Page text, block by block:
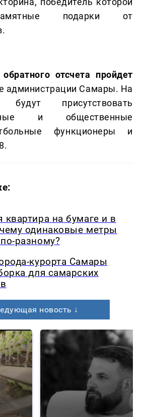
подарки от
отсчета
пройдет
администрации Самары. На
будут присутствовать
и общественные
функционеры и
квартира на бумаге и в
одинаковые метры
разному?
курорта Самары
для самарских
новость ↓